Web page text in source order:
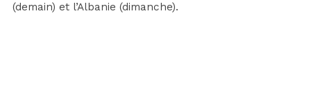
(demain) et l’Albanie (dimanche).